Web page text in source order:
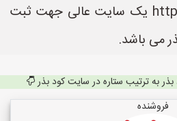
https://www.KodBazr.ir یک سایت عالی جهت ثبت
می باشد.
به ترتیب ستاره در سایت کود بذر
فروشنده